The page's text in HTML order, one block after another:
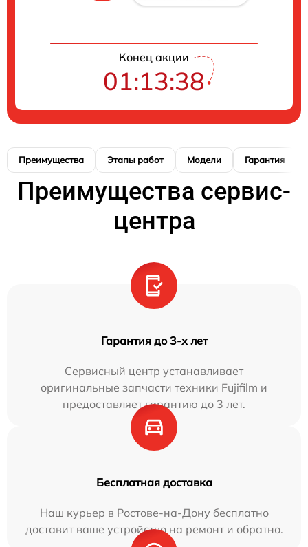
Конец акции
01:13:38
Преимущества Этапы работ Модели Гарантия
Преимущества сервис-
центра
Гарантия до 3-х лет
Сервисный центр устанавливает
оригинальные запчасти техники Fujifilm и
предоставляет гарантию до 3 лет.
Бесплатная доставка
Наш курьер в Ростове-на-Дону бесплатно
доставит ваше устройство на ремонт и обратно.